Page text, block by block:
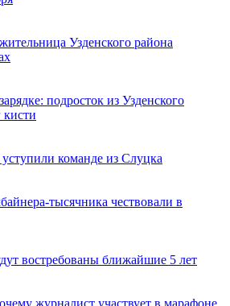
Узденского района
подросток из Узденского
кисти
команде из Слуцка
тысячника чествовали в
востребованы ближайшие 5 лет